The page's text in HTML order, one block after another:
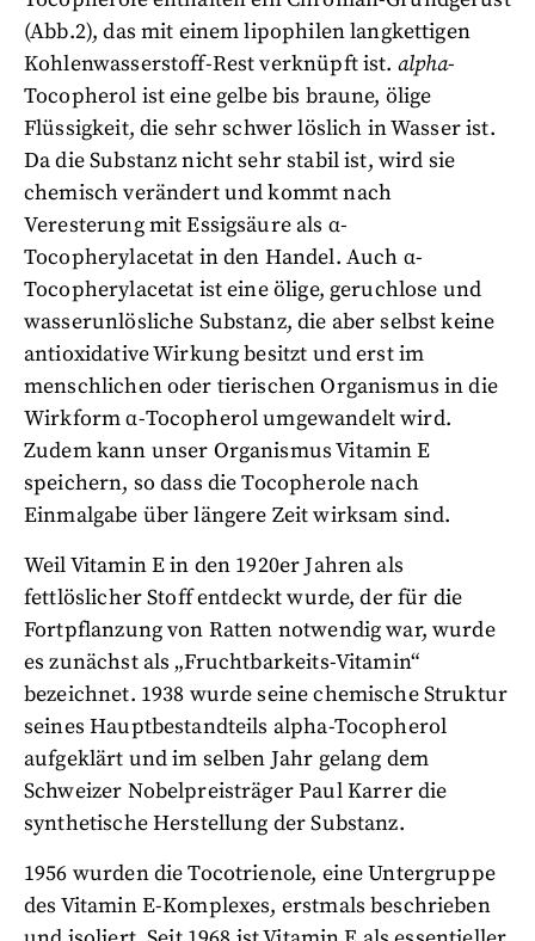
(Abb.2), das mit einem lipophilen langkettigen
Kohlenwasserstoff-Rest verknüpft ist. alpha-
Tocopherol ist eine gelbe bis braune, ölige
Flüssigkeit, die sehr schwer löslich in Wasser ist.
Da die Substanz nicht sehr stabil ist, wird sie
chemisch verändert und kommt nach
Veresterung mit Essigsäure als α-
Tocopherylacetat in den Handel. Auch α-
Tocopherylacetat ist eine ölige, geruchlose und
wasserunlösliche Substanz, die aber selbst keine
antioxidative Wirkung besitzt und erst im
menschlichen oder tierischen Organismus in die
Wirkform α-Tocopherol umgewandelt wird.
Zudem kann unser Organismus Vitamin E
speichern, so dass die Tocopherole nach
Einmalgabe über längere Zeit wirksam sind.
Weil Vitamin E in den 1920er Jahren als
fettlöslicher Stoff entdeckt wurde, der für die
Fortpflanzung von Ratten notwendig war, wurde
es zunächst als „Fruchtbarkeits-Vitamin“
bezeichnet. 1938 wurde seine chemische Struktur
seines Hauptbestandteils alpha-Tocopherol
aufgeklärt und im selben Jahr gelang dem
Schweizer Nobelpreisträger Paul Karrer die
synthetische Herstellung der Substanz.
1956 wurden die Tocotrienole, eine Untergruppe
des Vitamin E-Komplexes, erstmals beschrieben